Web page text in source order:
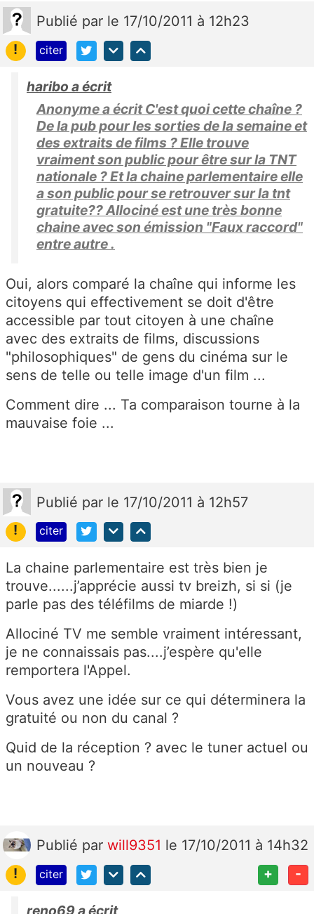
Publié par le 17/10/2011 à 12h23
!
citer
haribo a écrit
Anonyme a écrit C'est quoi cette chaîne ?
De la pub pour les sorties de la semaine et
des extraits de films ? Elle trouve
vraiment son public pour être sur la TNT
nationale ? Et la chaine parlementaire elle
a son public pour se retrouver sur la tnt
gratuite?? Allociné est une très bonne
chaine avec son émission "Faux raccord"
entre autre .
Oui, alors comparé la chaîne qui informe les
citoyens qui effectivement se doit d'être
accessible par tout citoyen à une chaîne
avec des extraits de films, discussions
"philosophiques" de gens du cinéma sur le
sens de telle ou telle image d'un film ...
Comment dire ... Ta comparaison tourne à la
mauvaise foie ...
Publié par le 17/10/2011 à 12h57
!
citer
La chaine parlementaire est très bien je
trouve......j’apprécie aussi tv breizh, si si (je
parle pas des téléfilms de miarde !)
Allociné TV me semble vraiment intéressant,
je ne connaissais pas....j’espère qu'elle
remportera l'Appel.
Vous avez une idée sur ce qui déterminera la
gratuité ou non du canal ?
Quid de la réception ? avec le tuner actuel ou
un nouveau ?
Publié par will9351 le 17/10/2011 à 14h32
!
citer + -